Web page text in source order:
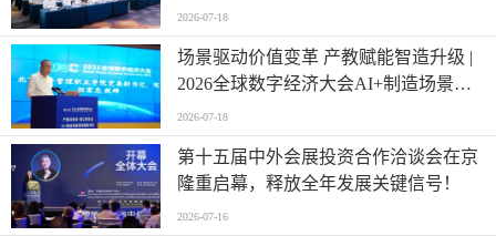
成功举办
2026-07-18
场景驱动价值变革 产教赋能智造升级 |
2026全球数字经济大会AI+制造场景落
地国际论坛成功举办
2026-07-18
第十五届中外会展投资合作洽谈会在京
隆重启幕，释放全年发展关键信号！
2026-07-16